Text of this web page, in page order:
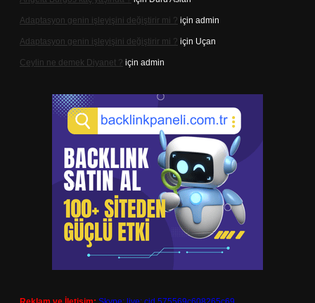
Adaptasyon genin işleyişini değiştirir mi ? için admin
Adaptasyon genin işleyişini değiştirir mi ? için Uçan
Ceylin ne demek Diyanet ? için admin